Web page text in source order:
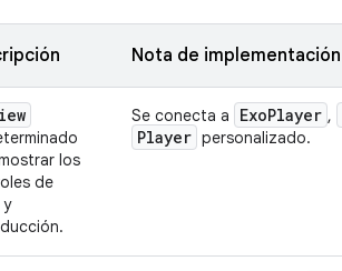
Nota de implementación
los
de
y
Se conecta a ExoPlayer ,
Player personalizado.